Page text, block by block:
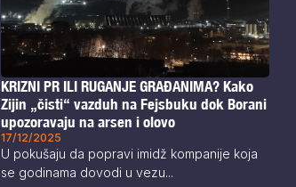
KRIZNI PR ILI RUGANJE GRAĐANIMA? Kako
Zijin „čisti“ vazduh na Fejsbuku dok Borani
upozoravaju na arsen i olovo
17/12/2025
U pokušaju da popravi imidž kompanije koja
se godinama dovodi u vezu...